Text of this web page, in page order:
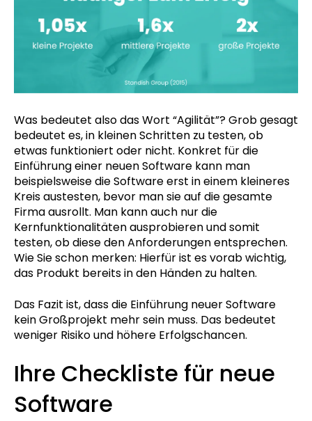
Was bedeutet also das Wort “Agilität”? Grob gesagt
bedeutet es, in kleinen Schritten zu testen, ob
etwas funktioniert oder nicht. Konkret für die
Einführung einer neuen Software kann man
beispielsweise die Software erst in einem kleineres
Kreis austesten, bevor man sie auf die gesamte
Firma ausrollt. Man kann auch nur die
Kernfunktionalitäten ausprobieren und somit
testen, ob diese den Anforderungen entsprechen.
Wie Sie schon merken: Hierfür ist es vorab wichtig,
das Produkt bereits in den Händen zu halten.
Das Fazit ist, dass die Einführung neuer Software
kein Großprojekt mehr sein muss. Das bedeutet
weniger Risiko und höhere Erfolgschancen.
Ihre Checkliste für neue
Software